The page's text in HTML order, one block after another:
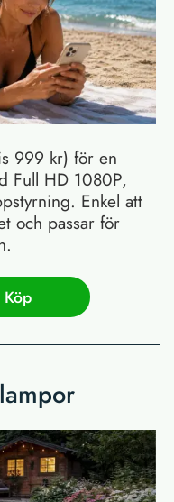
999 kr) för en
Full HD 1080P,
Enkel att
och passar för
Köp